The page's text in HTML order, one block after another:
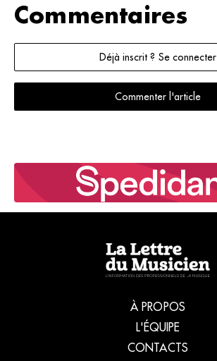
Commentaires
Déjà inscrit ? Se connecter
Commenter l'article
À PROPOS
L'ÉQUIPE
CONTACTS